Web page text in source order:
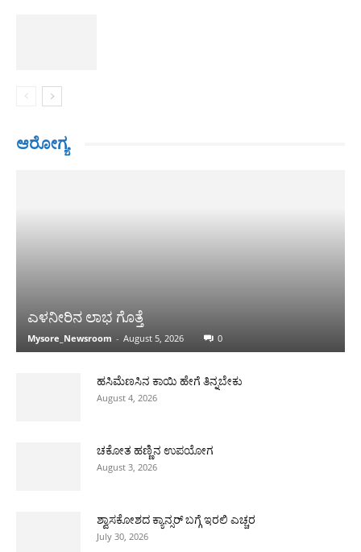
ಆರೋಗ್ಯ
ಎಳನೀರಿನ ಲಾಭ ಗೊತ್ತೆ
Mysore_Newsroom - August 5, 2026 0
ಹಸಿಮೆಣಸಿನ ಕಾಯಿ ಹೇಗೆ ತಿನ್ನಬೇಕು
August 4, 2026
ಚಕೋತ ಹಣ್ಣಿನ ಉಪಯೋಗ
August 3, 2026
ಶ್ವಾಸಕೋಶದ ಕ್ಯಾನ್ಸರ್ ಬಗ್ಗೆ ಇರಲಿ ಎಚ್ಚರ
July 30, 2026